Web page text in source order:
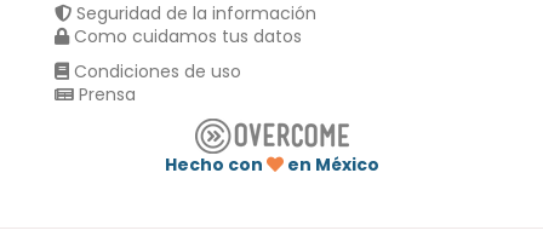
Seguridad de la información
Como cuidamos tus datos
Condiciones de uso
Prensa
Hecho con
en México